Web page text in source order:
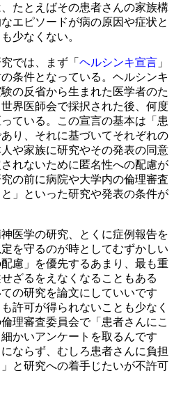
たとえばその患者さんの家族構
エピソードが病の原因や症状と
少なくない。
では、まず「 ヘルシンキ宣言 」
条件となっている。ヘルシンキ
の反省から生まれた医学者のた
界医師会で採択された後、何度
ている。この宣言の基本は「患
り、それに基づいてそれぞれの
や家族に研究やその発表の同意
れないために匿名性への配慮が
の前に病院や大学内の倫理審査
」といった研究や発表の条件が
医学の研究、とくに症例報告を
を守るのが時としてむずかしい
慮」を優先するあまり、最も重
ざるをえなくなることもある
の研究を論文にしていいです
許可が得られないことも少なく
理審査委員会で「患者さんにこ
かいアンケートを取るんです
ならず、むしろ患者さんに負担
と研究への着手じたいが不許可